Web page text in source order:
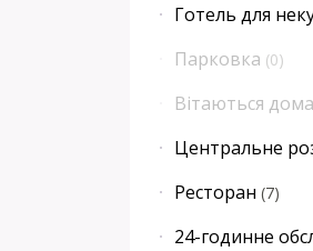
Готель для
Парковка (0)
Вітаються
Центральне
Ресторан (7)
24-годинне